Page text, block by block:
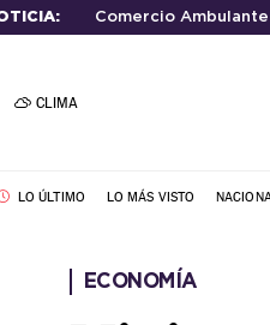
Comercio Ambulante
CLIMA
LO ÚLTIMO LO MÁS VISTO
ECONOMÍA